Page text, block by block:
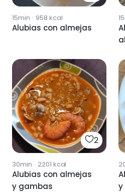
15min · 958 kcal
Alubias con almejas
2
30min · 2201 kcal
Alubias con almejas
y gambas
y